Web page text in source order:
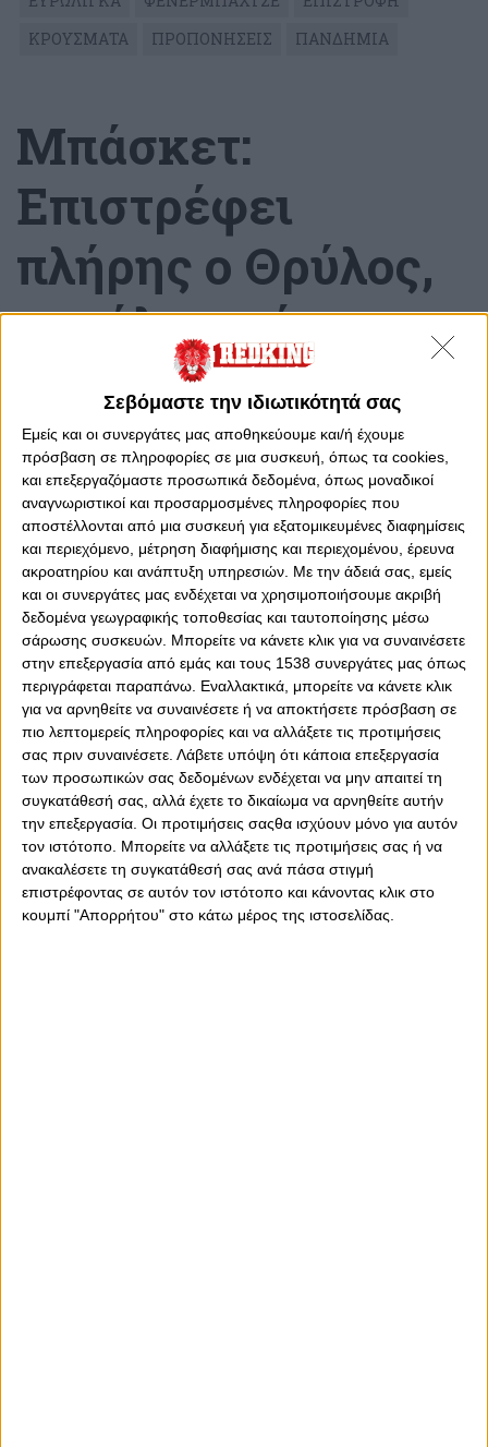
Σεβόμαστε την ιδιωτικότητά σας
Εμείς και οι συνεργάτες μας αποθηκεύουμε και/ή έχουμε
πρόσβαση σε πληροφορίες σε μια συσκευή, όπως τα cookies,
και επεξεργαζόμαστε προσωπικά δεδομένα, όπως μοναδικοί
αναγνωριστικοί και προσαρμοσμένες πληροφορίες που
αποστέλλονται από μια συσκευή για εξατομικευμένες διαφημίσεις
και περιεχόμενο, μέτρηση διαφήμισης και περιεχομένου, έρευνα
ακροατηρίου και ανάπτυξη υπηρεσιών. Με την άδειά σας, εμείς
και οι συνεργάτες μας ενδέχεται να χρησιμοποιήσουμε ακριβή
δεδομένα γεωγραφικής τοποθεσίας και ταυτοποίησης μέσω
σάρωσης συσκευών. Μπορείτε να κάνετε κλικ για να συναινέσετε
στην επεξεργασία από εμάς και τους 1538 συνεργάτες μας όπως
περιγράφεται παραπάνω. Εναλλακτικά, μπορείτε να κάνετε κλικ
για να αρνηθείτε να συναινέσετε ή να αποκτήσετε πρόσβαση σε
πιο λεπτομερείς πληροφορίες και να αλλάξετε τις προτιμήσεις
σας πριν συναινέσετε. Λάβετε υπόψη ότι κάποια επεξεργασία
των προσωπικών σας δεδομένων ενδέχεται να μην απαιτεί τη
συγκατάθεσή σας, αλλά έχετε το δικαίωμα να αρνηθείτε αυτήν
την επεξεργασία. Οι προτιμήσεις σαςθα ισχύουν μόνο για αυτόν
τον ιστότοπο. Μπορείτε να αλλάξετε τις προτιμήσεις σας ή να
ανακαλέσετε τη συγκατάθεσή σας ανά πάσα στιγμή
επιστρέφοντας σε αυτόν τον ιστότοπο και κάνοντας κλικ στο
κουμπί "Απορρήτου" στο κάτω μέρος της ιστοσελίδας.
ΚΡΟΥΣΜΑΤΑ
ΠΡΟΠΟΝΗΣΕΙΣ ΠΑΝΔΗΜΙΑ
Μπάσκετ:
Επιστρέφει
πλήρης ο Θρύλος,
μεγάλη ημέρα
Κυριακή, 9 Ιανουαρίου 2022 - 13:41
0 0
Τα δύσκολα τελείωσαν. Τα δύσκολα… αρχίζουν! Ο
Ολυμπιακός στο μπάσκετ είναι ξανά. Εδώ. Μεγάλη ημέρα
η σημερινή, επιστρέφει πλήρης και με απαρτία ο Θρύλος,
για να αρχίσει ξανά δουλειά. Μετά από πολλές, πολλές
ημέρες, η ομάδα ξανά στο παρκέ, έτοιμη για δυνατό
restart. Και το restart αυτό πρέπει να γίνει πολύ
προσεκτικά και με τρόπο, ώστε να μη δημιουργηθούν
περαιτέρω προβλήματα για τη συνέχεια…